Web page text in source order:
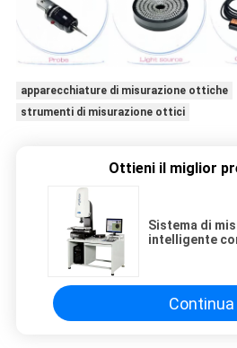
apparecchiature di misurazione ottiche
strumenti di misurazione ottici
Ottieni il miglior
Sistema di
intelligente
Continua